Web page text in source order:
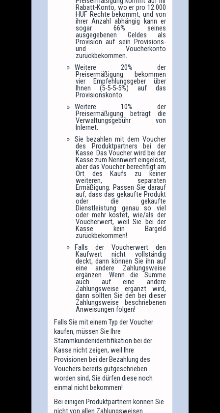
Rabatt-Konto, wo er pro 12.000
HUF Rechte bekommt, und von
ihrer Anzahl abhängig kann er
sogar 66% seines
ausgegebenen Geldes als
Provision auf sein Provisions-
und Voucherkonto
zurückbekommen.
Weitere 20% der
Preisermäßigung bekommen
vier Empfehlungsgeber über
Ihnen (5-5-5-5%) auf das
Provisionskonto.
Weitere 10% der
Preisermäßigung beträgt die
Verwaltungsgebühr von
Inlernet.
Sie bezahlen mit dem Voucher
des Produktpartners bei der
Kasse. Das Voucher wird bei der
Kasse zum Nennwert eingelöst,
aber das Voucher berechtigt am
Ort des Kaufs zu keiner
weiteren, separaten
Ermäßigung. Passen Sie darauf
auf, dass das gekaufte Produkt
oder die gekaufte
Dienstleistung genau so viel
oder mehr kostet, wie/als der
Voucherwert, weil Sie bei der
Kasse kein Bargeld
zurückbekommen!
Falls der Voucherwert den
Kaufwert nicht vollständig
deckt, dann können Sie ihn auf
eine andere Zahlungsweise
ergänzen. Wenn die Summe
auch auf eine andere
Zahlungsweise ergänzt wird,
dann sollten Sie den bei dieser
Zahlungsweise beschriebenen
Anweisungen folgen!
Falls Sie mit einem Typ der Voucher
kaufen, müssen Sie Ihre
Stammkundenidentifikation bei der
Kasse nicht zeigen, weil Ihre
Provisionen bei der Bezahlung des
Vouchers bereits gutgeschrieben
worden sind, Sie dürfen diese noch
einmal nicht bekommen!
Bei einigen Produktpartnern können Sie
nicht von allen Zahlungsweisen